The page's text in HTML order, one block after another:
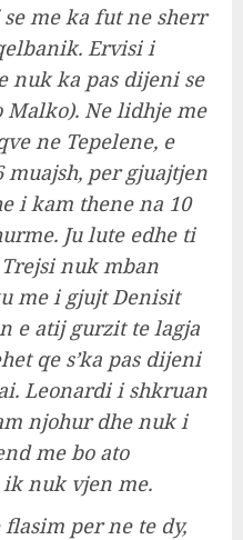
me ka fut ne sherr
Ervisi i
nuk ka pas dijeni se
Malko). Ne lidhje me
ne Tepelene, e
muajsh, per gjuajtjen
i kam thene na 10
Ju lute edhe ti
nuk mban
me i gjujt Denisit
e atij gurzit te lagja
qe s’ka pas dijeni
Leonardi i shkruan
njohur dhe nuk i
me bo ato
nuk vjen me.
per ne te dy,